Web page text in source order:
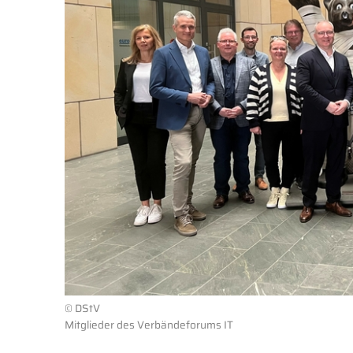
© DStV
Mitglieder des Verbändeforums IT